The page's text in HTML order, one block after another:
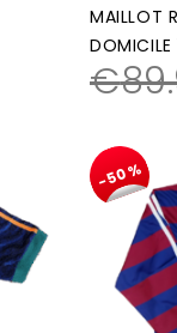
MAILLOT
€
-50%